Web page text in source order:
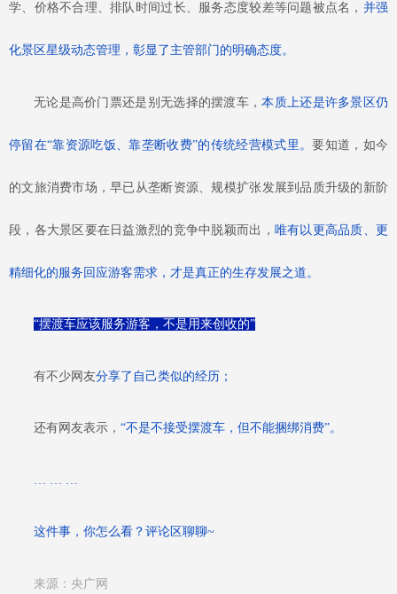
学、价格不合理、排队时间过长、服务态度较差等问题被点名， 并强
化景区星级动态管理，彰显了主管部门的明确态度。
无论是高价门票还是别无选择的摆渡车，本质上还是许多景区仍
停留在“靠资源吃饭、靠垄断收费”的传统经营模式里。要知道，如今
的文旅消费市场，早已从垄断资源、规模扩张发展到品质升级的新阶
段，各大景区要在日益激烈的竞争中脱颖而出， 唯有以更高品质、更
精细化的服务回应游客需求，才是真正的生存发展之道。
“摆渡车应该服务游客，不是用来创收的”
有不少网友分享了自己类似的经历；
还有网友表示， “不是不接受摆渡车，但不能捆绑消费”。
这件事，你怎么看？评论区聊聊~
来源：央广网